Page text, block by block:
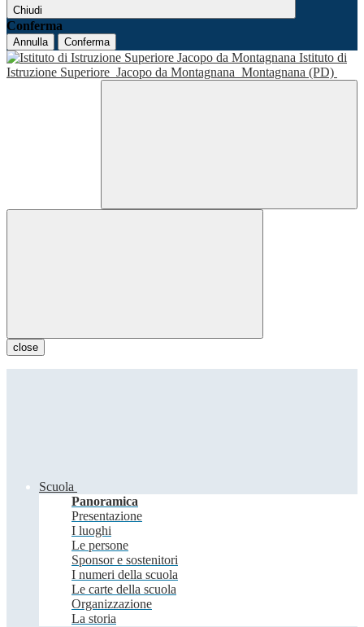
Chiudi
Conferma
Annulla Conferma
Istituto di
Istruzione Superiore Jacopo da Montagnana Montagnana (PD)
close
Scuola
Panoramica
Presentazione
I luoghi
Le persone
Sponsor e sostenitori
I numeri della scuola
Le carte della scuola
Organizzazione
La storia